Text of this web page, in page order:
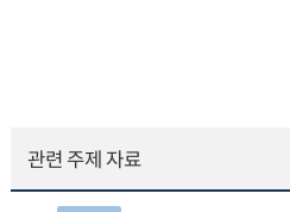
관련 주제 자료